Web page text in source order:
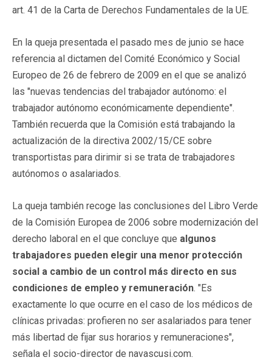
art. 41 de la Carta de Derechos Fundamentales de la UE.
En la queja presentada el pasado mes de junio se hace
referencia al dictamen del Comité Económico y Social
Europeo de 26 de febrero de 2009 en el que se analizó
las "nuevas tendencias del trabajador autónomo: el
trabajador autónomo económicamente dependiente".
También recuerda que la Comisión está trabajando la
actualización de la directiva 2002/15/CE sobre
transportistas para dirimir si se trata de trabajadores
autónomos o asalariados.
La queja también recoge las conclusiones del Libro Verde
de la Comisión Europea de 2006 sobre modernización del
derecho laboral en el que concluye que algunos
trabajadores pueden elegir una menor protección
social a cambio de un control más directo en sus
condiciones de empleo y remuneración. "Es
exactamente lo que ocurre en el caso de los médicos de
clínicas privadas: profieren no ser asalariados para tener
más libertad de fijar sus horarios y remuneraciones",
señala el socio-director de navascusi.com.